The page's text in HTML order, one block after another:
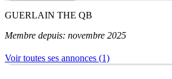
GUERLAIN THE QB
Membre depuis: novembre 2025
Voir toutes ses annonces (1)